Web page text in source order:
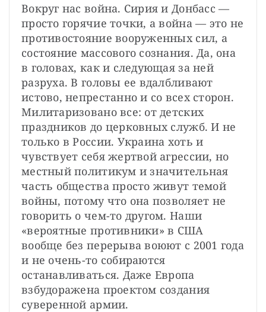
Вокруг нас война. Сирия и Донбасс —
просто горячие точки, а война — это не
противостояние вооруженных сил, а
состояние массового сознания. Да, она
в головах, как и следующая за ней
разруха. В головы ее вдалбливают
истово, непрестанно и со всех сторон.
Милитаризовано все: от детских
праздников до церковных служб. И не
только в России. Украина хоть и
чувствует себя жертвой агрессии, но
местный политикум и значительная
часть общества просто живут темой
войны, потому что она позволяет не
говорить о чем-то другом. Наши
«вероятные противники» в США
вообще без перерыва воюют с 2001 года
и не очень-то собираются
останавливаться. Даже Европа
взбудоражена проектом создания
суверенной армии.